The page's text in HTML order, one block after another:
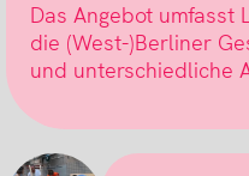
Das Angebot umfasst
die (West-)Berliner
und unterschiedliche